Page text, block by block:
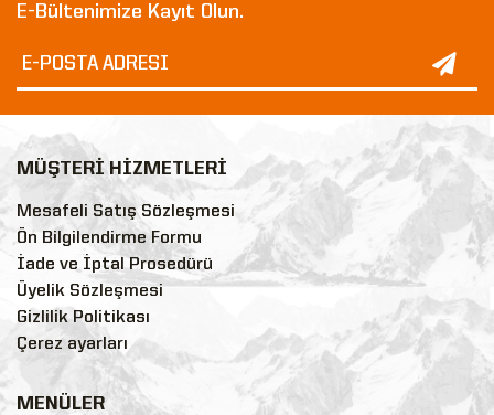
E-Bültenimize Kayıt Olun.
MÜŞTERİ HİZMETLERİ
Mesafeli Satış Sözleşmesi
Ön Bilgilendirme Formu
İade ve İptal Prosedürü
Üyelik Sözleşmesi
Gizlilik Politikası
Çerez ayarları
MENÜLER